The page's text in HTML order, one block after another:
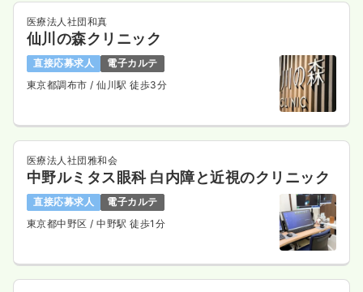
気になる
一般病院
日勤のみ（常勤）
給与 23.0 万円〜 /月 賞与2回
※経験5年の例
時間 8:40～17:10（休憩60分）
月給23万円以上可
医療法人社団和真
仙川の森クリニック
直接応募求人
電子カルテ
東京都調布市 / 仙川駅 徒歩3分
医療法人社団雅和会
中野ルミタス眼科 白内障と近視のクリニック
直接応募求人
電子カルテ
東京都中野区 / 中野駅 徒歩1分